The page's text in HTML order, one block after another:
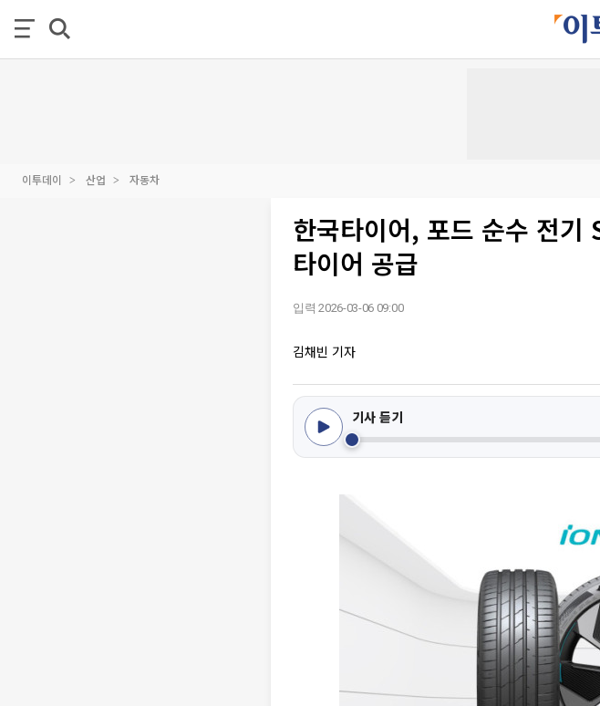
이투데이 산업 자동차
한국타이어, 포드 순수 전기
타이어 공급
입력 2026-03-06 09:00
김채빈 기자
기사 듣기